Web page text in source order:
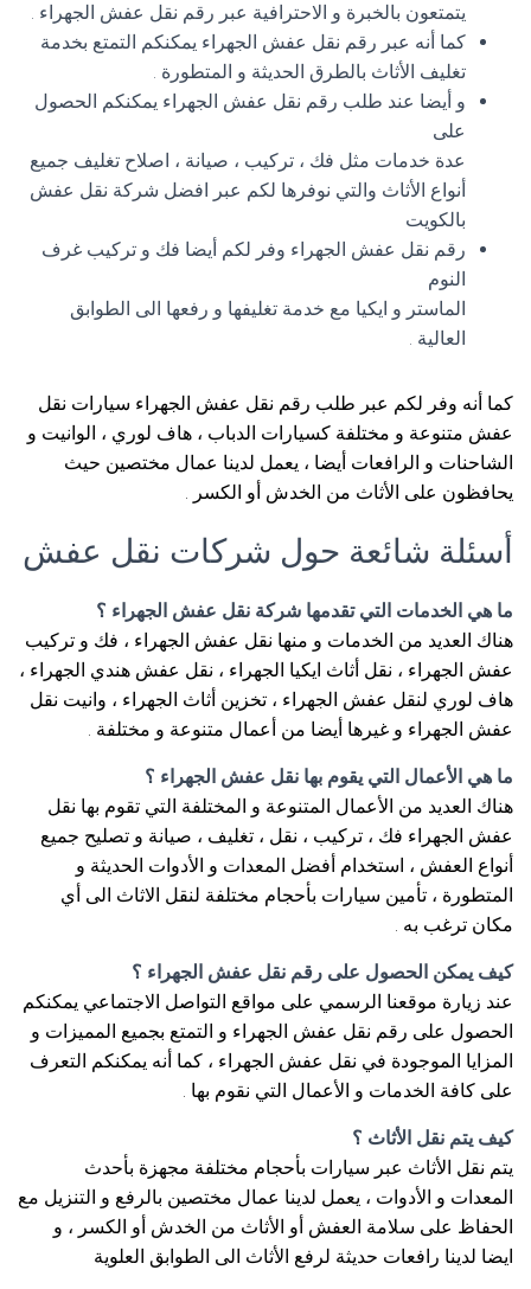
يتمتعون بالخبرة و الاحترافية عبر رقم نقل عفش الجهراء .
كما أنه عبر رقم نقل عفش الجهراء يمكنكم التمتع بخدمة
تغليف الأثاث بالطرق الحديثة و المتطورة .
و أيضا عند طلب رقم نقل عفش الجهراء يمكنكم الحصول
على
عدة خدمات مثل فك ، تركيب ، صيانة ، اصلاح تغليف جميع
أنواع الأثاث والتي نوفرها لكم عبر افضل شركة نقل عفش
بالكويت
رقم نقل عفش الجهراء وفر لكم أيضا فك و تركيب غرف
النوم
الماستر و ايكيا مع خدمة تغليفها و رفعها الى الطوابق
العالية .
كما أنه وفر لكم عبر طلب رقم نقل عفش الجهراء سيارات نقل
عفش متنوعة و مختلفة كسيارات الدباب ، هاف لوري ، الوانيت و
الشاحنات و الرافعات أيضا ، يعمل لدينا عمال مختصين حيث
يحافظون على الأثاث من الخدش أو الكسر .
أسئلة شائعة حول شركات نقل عفش
ما هي الخدمات التي تقدمها شركة نقل عفش الجهراء ؟
هناك العديد من الخدمات و منها نقل عفش الجهراء ، فك و تركيب
عفش الجهراء ، نقل أثاث ايكيا الجهراء ، نقل عفش هندي الجهراء ،
هاف لوري لنقل عفش الجهراء ، تخزين أثاث الجهراء ، وانيت نقل
عفش الجهراء و غيرها أيضا من أعمال متنوعة و مختلفة .
ما هي الأعمال التي يقوم بها نقل عفش الجهراء ؟
هناك العديد من الأعمال المتنوعة و المختلفة التي تقوم بها نقل
عفش الجهراء فك ، تركيب ، نقل ، تغليف ، صيانة و تصليح جميع
أنواع العفش ، استخدام أفضل المعدات و الأدوات الحديثة و
المتطورة ، تأمين سيارات بأحجام مختلفة لنقل الاثاث الى أي
مكان ترغب به .
كيف يمكن الحصول على رقم نقل عفش الجهراء ؟
عند زيارة موقعنا الرسمي على مواقع التواصل الاجتماعي يمكنكم
الحصول على رقم نقل عفش الجهراء و التمتع بجميع المميزات و
المزايا الموجودة في نقل عفش الجهراء ، كما أنه يمكنكم التعرف
على كافة الخدمات و الأعمال التي نقوم بها .
كيف يتم نقل الأثاث ؟
يتم نقل الأثاث عبر سيارات بأحجام مختلفة مجهزة بأحدث
المعدات و الأدوات ، يعمل لدينا عمال مختصين بالرفع و التنزيل مع
الحفاظ على سلامة العفش أو الأثاث من الخدش أو الكسر ، و
ايضا لدينا رافعات حديثة لرفع الأثاث الى الطوابق العلوية